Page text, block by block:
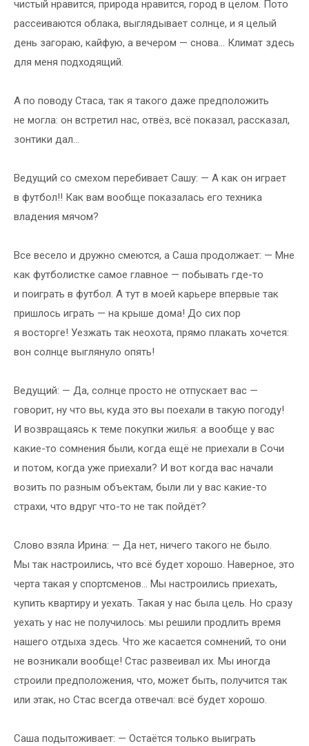
чистый нравится, природа нравится, город в целом. Пото
рассеиваются облака, выглядывает солнце, и я целый
день загораю, кайфую, а вечером — снова... Климат здесь
для меня подходящий.
А по поводу Стаса, так я такого даже предположить
не могла: он встретил нас, отвёз, всё показал, рассказал,
зонтики дал...
Ведущий со смехом перебивает Сашу: — А как он играет
в футбол!! Как вам вообще показалась его техника
владения мячом?
Все весело и дружно смеются, а Саша продолжает: — Мне
как футболистке самое главное — побывать где-то
и поиграть в футбол. А тут в моей карьере впервые так
пришлось играть — на крыше дома! До сих пор
я восторге! Уезжать так неохота, прямо плакать хочется:
вон солнце выглянуло опять!
Ведущий: — Да, солнце просто не отпускает вас —
говорит, ну что вы, куда это вы поехали в такую погоду!
И возвращаясь к теме покупки жилья: а вообще у вас
какие-то сомнения были, когда ещё не приехали в Сочи
и потом, когда уже приехали? И вот когда вас начали
возить по разным объектам, были ли у вас какие-то
страхи, что вдруг что-то не так пойдёт?
Слово взяла Ирина: — Да нет, ничего такого не было.
Мы так настроились, что всё будет хорошо. Наверное, это
черта такая у спортсменов... Мы настроились приехать,
купить квартиру и уехать. Такая у нас была цель. Но сразу
уехать у нас не получилось: мы решили продлить время
нашего отдыха здесь. Что же касается сомнений, то они
не возникали вообще! Стас развеивал их. Мы иногда
строили предположения, что, может быть, получится так
или этак, но Стас всегда отвечал: всё будет хорошо.
Саша подытоживает: — Остаётся только выиграть